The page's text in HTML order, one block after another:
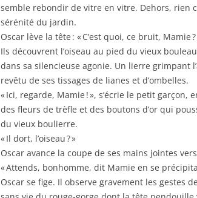
semble rebondir de vitre en vitre. Dehors, rien
sérénité du jardin.
Oscar lève la tête : « C’est quoi, ce bruit, Mamie ?
Ils découvrent l’oiseau au pied du vieux
dans sa silencieuse agonie. Un lierre grimpant
revêtu de ses tissages de lianes et d’ombelles.
« Ici, regarde, Mamie ! », s’écrie le petit
des fleurs de trèfle et des boutons d’or qui
du vieux boulierre.
« Il dort, l’oiseau ? »
Oscar avance la coupe de ses mains jointes
« Attends, bonhomme, dit Mamie en se
Oscar se fige. Il observe gravement les gestes